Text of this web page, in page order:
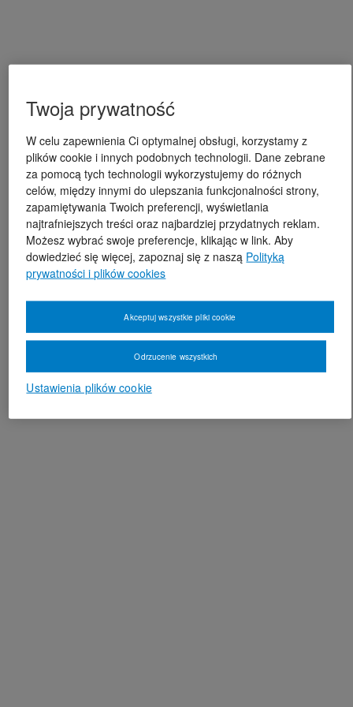
Twoja prywatność
W celu zapewnienia Ci optymalnej obsługi, korzystamy z
plików cookie i innych podobnych technologii. Dane zebrane
za pomocą tych technologii wykorzystujemy do różnych
celów, między innymi do ulepszania funkcjonalności strony,
zapamiętywania Twoich preferencji, wyświetlania
najtrafniejszych treści oraz najbardziej przydatnych reklam.
Możesz wybrać swoje preferencje, klikając w link. Aby
dowiedzieć się więcej, zapoznaj się z naszą Polityką
prywatności i plików cookies
Ustawienia plików cookie
Odrzucenie wszystkich
Akceptuj wszystkie pliki cookie